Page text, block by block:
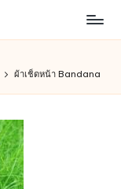
ผ้าเช็ดหน้า Bandana